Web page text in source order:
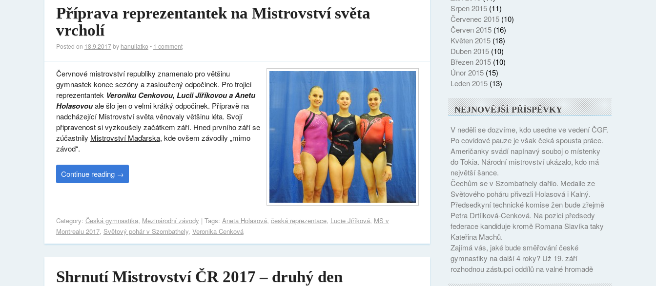
Příprava reprezentantek na Mistrovství světa
vrcholí
Posted on 18.9.2017by hanuliatko • 1 comment
Červnové mistrovství republiky znamenalo pro většinu
gymnastek konec sezóny a zasloužený odpočinek. Pro trojici
reprezentantek Veroniku Cenkovou, Lucii Jiříkovou a Anetu
Holasovouale šlo jen o velmi krátký odpočinek. Přípravě na
nadcházející Mistrovství světa věnovaly většinu léta. Svojí
připravenost si vyzkoušely začátkem září. Hned prvního září se
zúčastnily Mistrovství Maďarska, kde ovšem závodily „mimo
závod“.
Continue reading →
Category: Česká gymnastika, Mezinárodní závody | Tags: Aneta Holasová, česká reprezentace, Lucie Jiříková, MS v
Montrealu 2017, Světový pohár v Szombathely, Veronika Cenková
Shrnutí Mistrovství ČR 2017 – druhý den
Srpen 2015(11)
Červenec 2015(10)
Červen 2015(16)
Květen 2015(18)
Duben 2015(10)
Březen 2015(10)
Únor 2015(15)
Leden 2015(13)
NEJNOVĚJŠÍ PŘÍSPĚVKY
V neděli se dozvíme, kdo usedne ve vedení ČGF.
Po covidové pauze je však čeká spousta práce.
Američanky svádí napínavý souboj o místenky
do Tokia. Národní mistrovství ukázalo, kdo má
největší šance.
Čechům se v Szombathely dařilo. Medaile ze
Světového poháru přivezli Holasová i Kalný.
Předsedkyní technické komise žen bude zřejmě
Petra Drtílková-Cenková. Na pozici předsedy
federace kandiduje kromě Romana Slavíka taky
Kateřina Machů.
Zajímá vás, jaké bude směřování české
gymnastiky na další 4 roky? Už 19. září
rozhodnou zástupci oddílů na valné hromadě